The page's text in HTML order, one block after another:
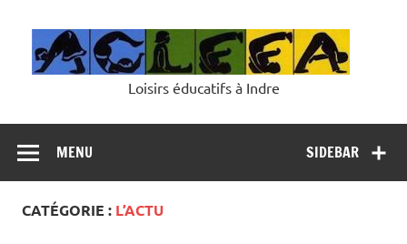
Loisirs éducatifs à Indre
SIDEBAR
MENU
CATÉGORIE : L’ACTU